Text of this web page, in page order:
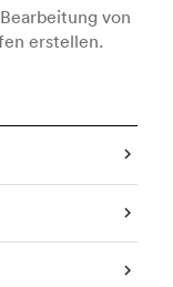
von
erstellen.